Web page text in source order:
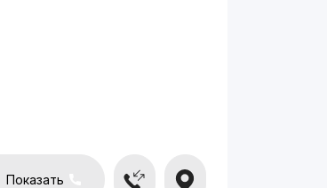
Показать